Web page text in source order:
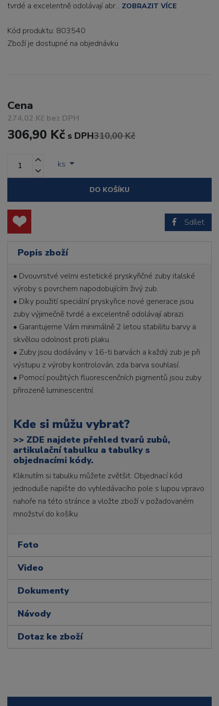
tvrdé a excelentně odolávají abr... ZOBRAZIT VÍCE
Kód produktu: 803540
Zboží je dostupné na objednávku
Cena
274,02 Kč bez DPH
306,90 Kč s DPH310,00 Kč
ks
DO KOŠÍKU
Sdílet
Popis zboží
• Dvouvrstvé velmi estetické pryskyřičné zuby italské
výroby s povrchem napodobujícím živý zub.
• Díky použití speciální pryskyřice nové generace jsou
zuby výjimečně tvrdé a excelentně odolávají abrazi.
• Garantujeme Vám minimálně 2 letou stabilitu barvy a
skvělou odolnost proti plaku.
• Zuby jsou dodávány v 16-ti barvách a každý zub je při
výstupu z výroby kontrolován, zda barva souhlasí.
• Pomocí použitých fluorescenčních pigmentů jsou zuby
přirozeně luminescentní.
Kde si můžu vybrat?
>> ZDE najdete přehled tvarů zubů,
artikulační tabulku a tabulky s
objednacími kódy.
Kliknutím si tabulku můžete zvětšit. Objednací kód
jednoduše napište do vyhledávacího pole s lupou vpravo
nahoře na této stránce a vložte zboží v požadovaném
množství do košíku
Foto
Video
Dokumenty
Návody
Dotaz ke zboží